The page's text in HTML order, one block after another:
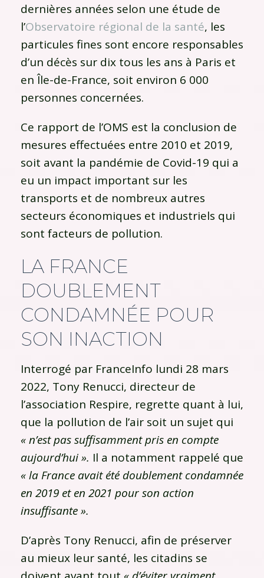
dernières années selon une étude de
l’Observatoire régional de la santé, les
particules fines sont encore responsables
d’un décès sur dix tous les ans à Paris et
en Île-de-France, soit environ 6 000
personnes concernées.
Ce rapport de l’OMS est la conclusion de
mesures effectuées entre 2010 et 2019,
soit avant la pandémie de Covid-19 qui a
eu un impact important sur les
transports et de nombreux autres
secteurs économiques et industriels qui
sont facteurs de pollution.
LA FRANCE
DOUBLEMENT
CONDAMNÉE POUR
SON INACTION
Interrogé par FranceInfo lundi 28 mars
2022, Tony Renucci, directeur de
l’association Respire, regrette quant à lui,
que la pollution de l’air soit un sujet qui
« n’est pas suffisamment pris en compte
aujourd’hui ». Il a notamment rappelé que
« la France avait été doublement condamnée
en 2019 et en 2021 pour son action
insuffisante ».
D’après Tony Renucci, afin de préserver
au mieux leur santé, les citadins se